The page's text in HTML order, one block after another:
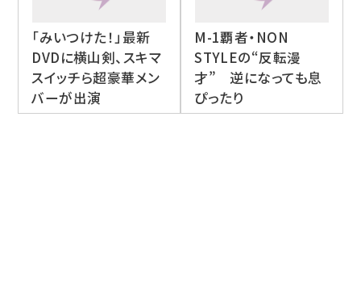
「みいつけた！」最新
DVDに横山剣、スキマ
スイッチら超豪華メン
バーが出演
M-1覇者・NON
STYLEの“反転漫
才” 逆になっても息
ぴったり